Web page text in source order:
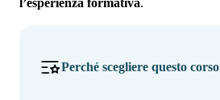
l’esperienza formativa.
Perché scegliere questo corso